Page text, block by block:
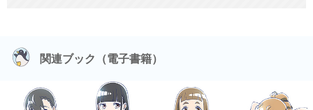
関連ブック（電子書籍）